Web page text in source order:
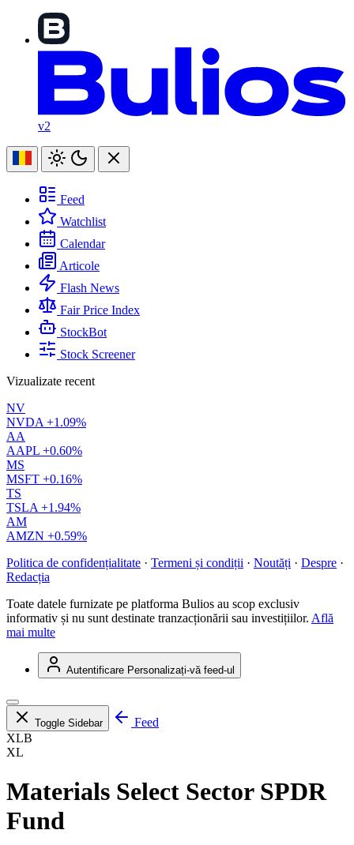
v2
Feed
Watchlist
Calendar
Articole
Flash News
Fair Price Index
StockBot
Stock Screener
Vizualizate recent
NV
NVDA +1.09%
AA
AAPL +0.60%
MS
MSFT +0.16%
TS
TSLA +1.94%
AM
AMZN +0.59%
Politica de confidențialitate · Termeni și condiții · Noutăți · Despre ·
Redacția
Toate datele furnizate pe platforma Bulios au scop exclusiv
informativ și nu sunt destinate tranzacționării sau investițiilor. Află
mai multe
Autentificare Personalizați-vă feed-ul
Toggle Sidebar
Feed
XLB
XL
Materials Select Sector SPDR
Fund